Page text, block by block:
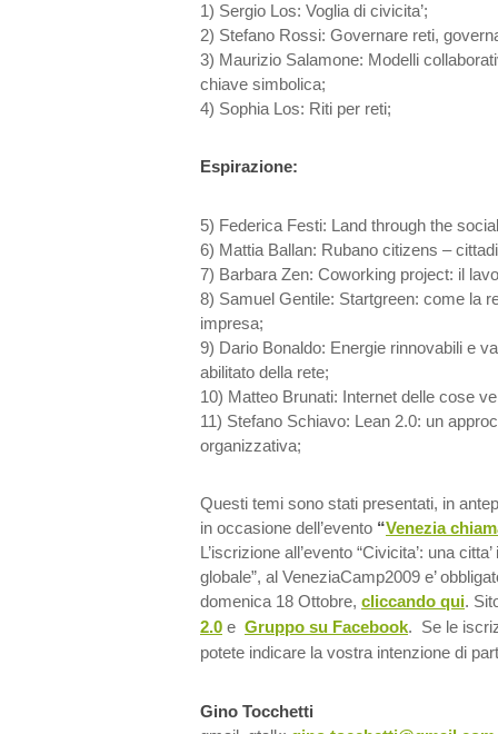
1) Sergio Los: Voglia di civicita’;
2) Stefano Rossi: Governare reti,
3) Maurizio Salamone: Modelli
chiave simbolica;
4) Sophia Los: Riti per reti;
Espirazione:
5) Federica Festi: Land through the
6) Mattia Ballan: Rubano citizens –
7) Barbara Zen: Coworking project: il
8) Samuel Gentile: Startgreen: come la
impresa;
9) Dario Bonaldo: Energie rinnovabili e
abilitato della rete;
10) Matteo Brunati: Internet delle cose
11) Stefano Schiavo: Lean 2.0: un
organizzativa;
Questi temi sono stati presentati, in
in occasione dell’evento “Venezia
L’iscrizione all’evento “Civicita’: una
globale”, al VeneziaCamp2009 e’
domenica 18 Ottobre, cliccando qui.
2.0 e Gruppo su Facebook. Se le
potete indicare la vostra intenzione di
Gino Tocchetti